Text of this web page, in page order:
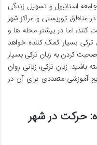
استانبول و تسهیل زندگی
مناطق توریستی و مراکز شهر
اما در بیشتر محله ها و
ترکی بسیار کمک کننده خواهد
کردن به زبان ترکی بسیار
باشید. زبان ترکی، زبانی روان
آموزشی متعددی برای آن در
حرکت در شهر